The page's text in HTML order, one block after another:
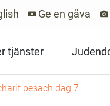
Ge en gåva
tjänster
pesach dag 7